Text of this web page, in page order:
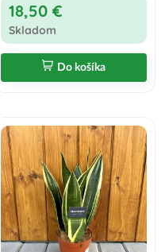
18,50 €
Skladom
Do košíka